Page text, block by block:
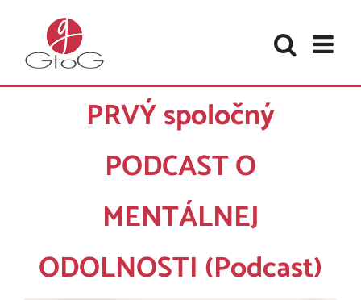
content
PRVÝ spoločný
PODCAST O
MENTÁLNEJ
ODOLNOSTI (Podcast)